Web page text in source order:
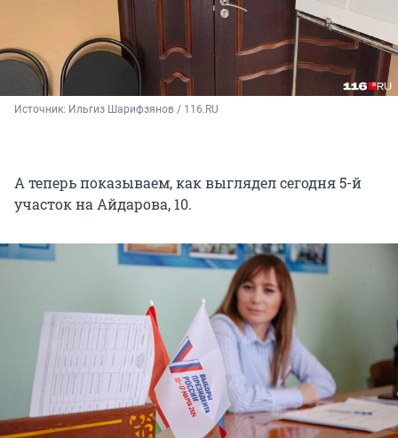
Источник: Ильгиз Шарифзянов / 116.RU
А теперь показываем, как выглядел сегодня 5-й
участок на Айдарова, 10.